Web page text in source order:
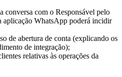
conversa com o Responsável pelo
aplicação WhatsApp poderá incidir
de abertura de conta (explicando os
de integração);
relativas às operações da